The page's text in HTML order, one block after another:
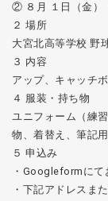
② ８月 １日（金）
２ 場所
大宮北高等学校 野
３ 内容
アップ、キャッチ
４ 服装・持ち物
ユニフォーム（練
物、着替え、筆記
５ 申込み
・Googleformにて
・下記アドレスま